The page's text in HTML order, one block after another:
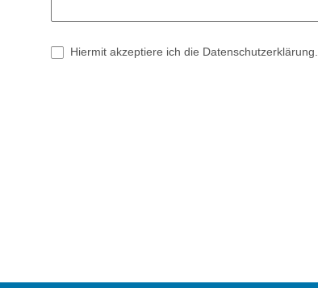
Hiermit akzeptiere ich die Datenschutzerklärung.